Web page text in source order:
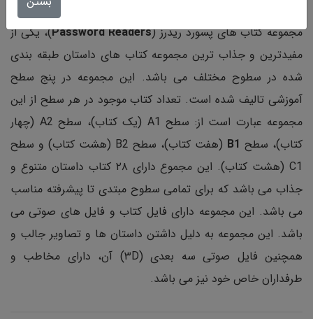
مجموعه کتاب های پسورد ریدرز (Password Readers)، یکی از
مفیدترین و جذاب ترین مجموعه کتاب های داستان طبقه بندی
شده در سطوح مختلف می باشد. این مجموعه در پنج سطح
آموزشی تالیف شده است. تعداد کتاب موجود در هر سطح از این
مجموعه عبارت است از: سطح A1 (یک کتاب)، سطح A2 (چهار
کتاب)، سطح B1
(هفت کتاب)، سطح B2 (هشت کتاب) و سطح
C1 (هشت کتاب). این مجموع دارای ۲۸ کتاب داستان متنوع و
جذاب می باشد که برای تمامی سطوح مبتدی تا پیشرفته مناسب
می باشد. این مجموعه دارای فایل کتاب و فایل های صوتی می
باشد. این مجموعه به دلیل داشتن داستان ها و تصاویر جالب و
همچنین فایل صوتی سه بعدی (۳D) آن، دارای مخاطب و
طرفداران خاص خود نیز می باشد.